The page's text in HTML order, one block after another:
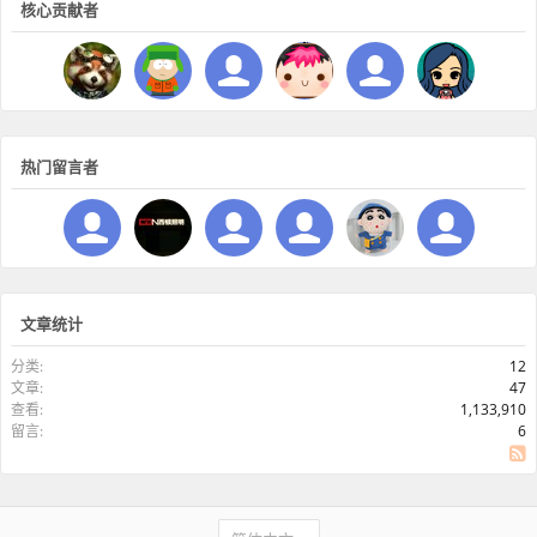
核心贡献者
热门留言者
文章统计
分类:
12
文章:
47
查看:
1,133,910
留言:
6